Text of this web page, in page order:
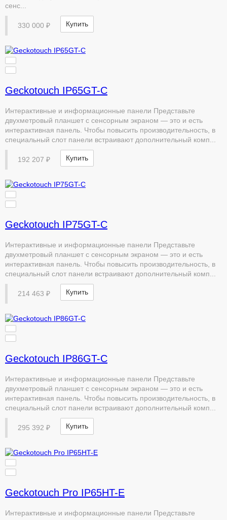
сенс...
330 000 ₽ Купить
Geckotouch IP65GT-C
Интерактивные и информационные панели Представьте
двухметровый планшет с сенсорным экраном — это и есть
интерактивная панель. Чтобы повысить производительность, в
специальный слот панели встраивают дополнительный комп...
192 207 ₽ Купить
Geckotouch IP75GT-C
Интерактивные и информационные панели Представьте
двухметровый планшет с сенсорным экраном — это и есть
интерактивная панель. Чтобы повысить производительность, в
специальный слот панели встраивают дополнительный комп...
214 463 ₽ Купить
Geckotouch IP86GT-C
Интерактивные и информационные панели Представьте
двухметровый планшет с сенсорным экраном — это и есть
интерактивная панель. Чтобы повысить производительность, в
специальный слот панели встраивают дополнительный комп...
295 392 ₽ Купить
Geckotouch Pro IP65HT-E
Интерактивные и информационные панели Представьте